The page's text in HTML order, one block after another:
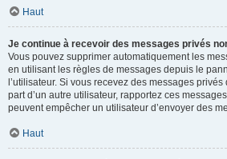
Haut
Je continue à recevoir des messages privés
Vous pouvez supprimer automatiquement les
en utilisant les règles de messages depuis le
l’utilisateur. Si vous recevez des messages
part d’un autre utilisateur, rapportez ces
peuvent empêcher un utilisateur d’envoyer des
Haut